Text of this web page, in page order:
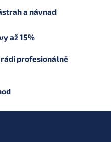
a návnad
až 15%
profesionálně